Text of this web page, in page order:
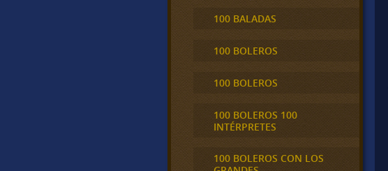
100 BALADAS
100 BOLEROS
100 BOLEROS
100 BOLEROS 100
INTÉRPRETES
100 BOLEROS CON LOS